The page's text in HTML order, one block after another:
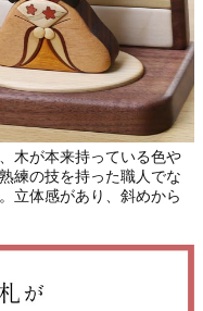
木が本来持っている色や
練の技を持った職人でな
立体感があり、斜めから